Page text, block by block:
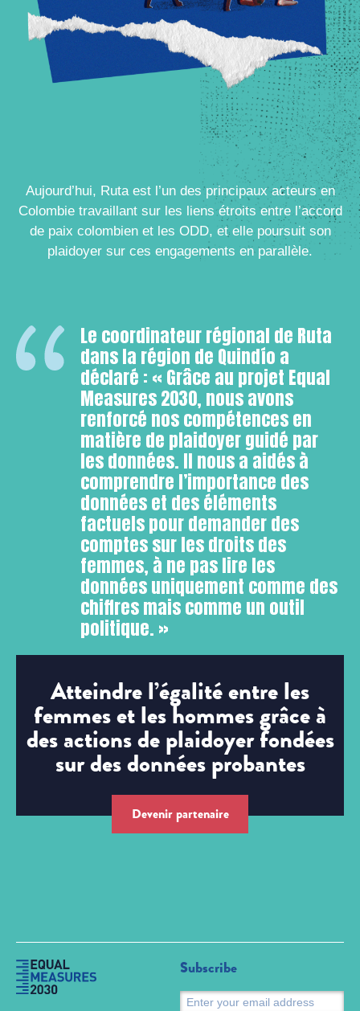
Aujourd’hui, Ruta est l’un des principaux acteurs en
Colombie travaillant sur les liens étroits entre l’accord
de paix colombien et les ODD, et elle poursuit son
plaidoyer sur ces engagements en parallèle.
Le coordinateur régional de Ruta
dans la région de Quindío a
déclaré : « Grâce au projet Equal
Measures 2030, nous avons
renforcé nos compétences en
matière de plaidoyer guidé par
les données. Il nous a aidés à
comprendre l’importance des
données et des éléments
factuels pour demander des
comptes sur les droits des
femmes, à ne pas lire les
données uniquement comme des
chiffres mais comme un outil
politique. »
Atteindre l’égalité entre les
femmes et les hommes grâce à
des actions de plaidoyer fondées
sur des données probantes
Devenir partenaire
Subscribe